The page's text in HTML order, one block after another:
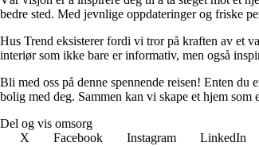
bedre sted. Med jevnlige oppdateringer og friske
Hus Trend eksisterer fordi vi tror på kraften av et
interiør som ikke bare er informativ, men også
Bli med oss på denne spennende reisen! Enten
bolig med deg. Sammen kan vi skape et hjem som
Del og vis omsorg
X
Facebook Instagram LinkedIn